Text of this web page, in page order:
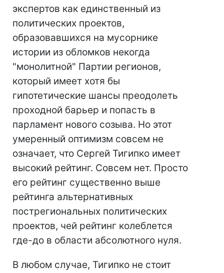
экспертов как единственный из
политических проектов,
образовавшихся на мусорнике
истории из обломков некогда
"монолитной" Партии регионов,
который имеет хотя бы
гипотетические шансы преодолеть
проходной барьер и попасть в
парламент нового созыва. Но этот
умеренный оптимизм совсем не
означает, что Сергей Тигипко имеет
высокий рейтинг. Совсем нет. Просто
его рейтинг существенно выше
рейтинга альтернативных
пострегиональных политических
проектов, чей рейтинг колеблется
где-до в области абсолютного нуля.
В любом случае, Тигипко не стоит